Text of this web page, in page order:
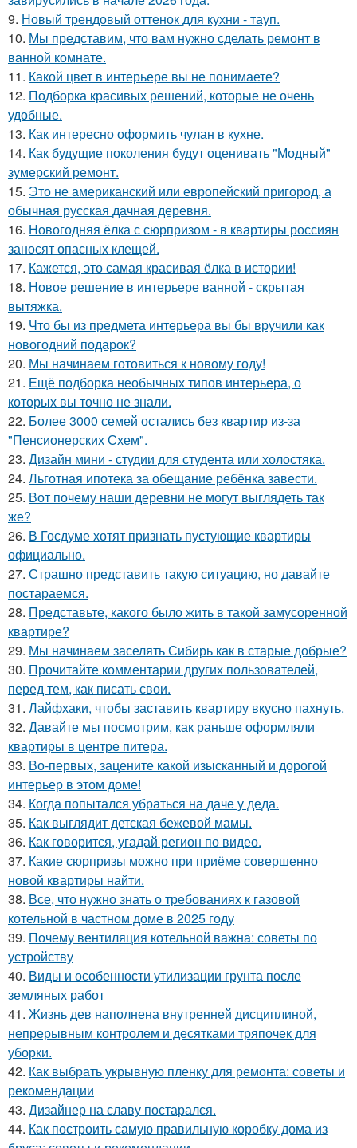
9. Новый трендовый оттенок для кухни - тауп.
10. Мы представим, что вам нужно сделать ремонт в
ванной комнате.
11. Какой цвет в интерьере вы не понимаете?
12. Подборка красивых решений, которые не очень
удобные.
13. Как интересно оформить чулан в кухне.
14. Как будущие поколения будут оценивать "Модный"
зумерский ремонт.
15. Это не американский или европейский пригород, а
обычная русская дачная деревня.
16. Новогодняя ёлка с сюрпризом - в квартиры россиян
заносят опасных клещей.
17. Кажется, это самая красивая ёлка в истории!
18. Новое решение в интерьере ванной - скрытая
вытяжка.
19. Что бы из предмета интерьера вы бы вручили как
новогодний подарок?
20. Мы начинаем готовиться к новому году!
21. Ещё подборка необычных типов интерьера, о
которых вы точно не знали.
22. Более 3000 семей остались без квартир из-за
"Пенсионерских Схем".
23. Дизайн мини - студии для студента или холостяка.
24. Льготная ипотека за обещание ребёнка завести.
25. Вот почему наши деревни не могут выглядеть так
же?
26. В Госдуме хотят признать пустующие квартиры
официально.
27. Страшно представить такую ситуацию, но давайте
постараемся.
28. Представьте, какого было жить в такой замусоренной
квартире?
29. Мы начинаем заселять Сибирь как в старые добрые?
30. Прочитайте комментарии других пользователей,
перед тем, как писать свои.
31. Лайфхаки, чтобы заставить квартиру вкусно пахнуть.
32. Давайте мы посмотрим, как раньше оформляли
квартиры в центре питера.
33. Во-первых, зацените какой изысканный и дорогой
интерьер в этом доме!
34. Когда попытался убраться на даче у деда.
35. Как выглядит детская бежевой мамы.
36. Как говорится, угадай регион по видео.
37. Какие сюрпризы можно при приёме совершенно
новой квартиры найти.
38. Все, что нужно знать о требованиях к газовой
котельной в частном доме в 2025 году
39. Почему вентиляция котельной важна: советы по
устройству
40. Виды и особенности утилизации грунта после
земляных работ
41. Жизнь дев наполнена внутренней дисциплиной,
непрерывным контролем и десятками тряпочек для
уборки.
42. Как выбрать укрывную пленку для ремонта: советы и
рекомендации
43. Дизайнер на славу постарался.
44. Как построить самую правильную коробку дома из